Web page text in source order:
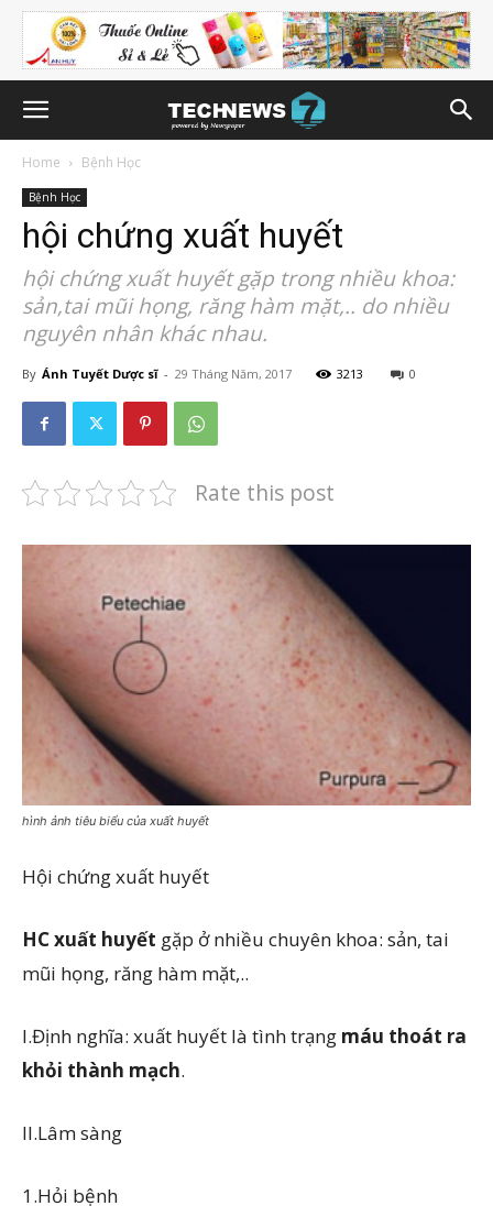
Home Bệnh Học
Bệnh Học
hội chứng xuất huyết
hội chứng xuất huyết gặp trong nhiều khoa:
sản,tai mũi họng, răng hàm mặt,.. do nhiều
nguyên nhân khác nhau.
By Ánh Tuyết Dược sĩ - 29 Tháng Năm, 2017 3213 0
Rate this post
hình ảnh tiêu biểu của xuất huyết
Hội chứng xuất huyết
HC xuất huyết gặp ở nhiều chuyên khoa: sản, tai
mũi họng, răng hàm mặt,..
I.Định nghĩa: xuất huyết là tình trạng máu thoát ra
khỏi thành mạch.
II.Lâm sàng
1.Hỏi bệnh